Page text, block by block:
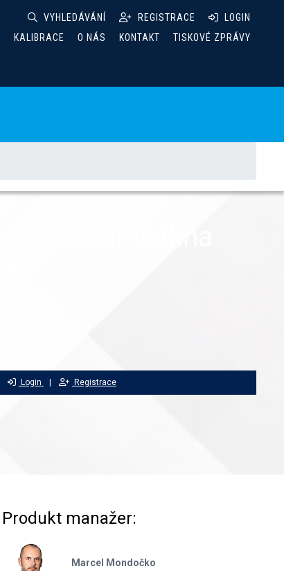
VYHLEDÁVÁNÍ REGISTRACE
LOGIN
KALIBRACE O NÁS KONTAKT TISKOVÉ ZPRÁVY
Login | Registrace
Produkt manažer:
Marcel Mondočko